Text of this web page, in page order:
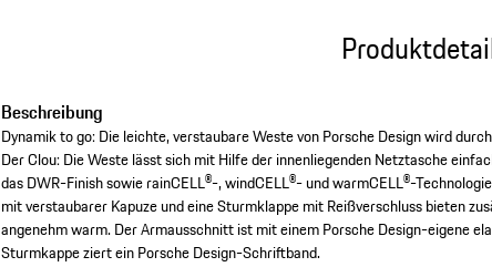
Beschreibung
Dynamik to go: Die leichte, verstaubare Weste von Porsche Design wird
Der Clou: Die Weste lässt sich mit Hilfe der innenliegenden Netztasche
das DWR-Finish sowie rainCELL®-, windCELL®- und warmCELL®-
mit verstaubarer Kapuze und eine Sturmklappe mit Reißverschluss bieten
angenehm warm. Der Armausschnitt ist mit einem Porsche Design-eigene
Sturmkappe ziert ein Porsche Design-Schriftband.